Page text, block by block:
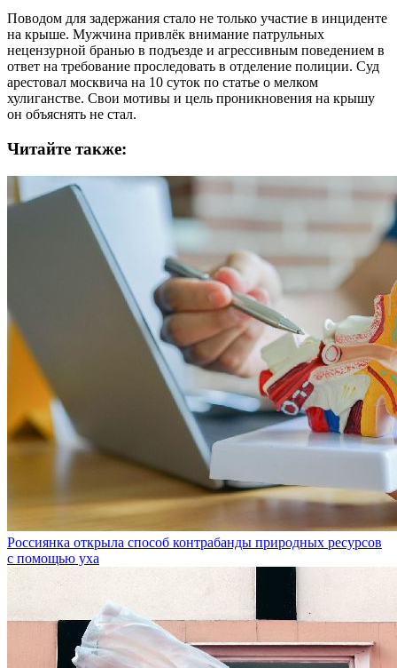
Поводом для задержания стало не только участие в инциденте
на крыше. Мужчина привлёк внимание патрульных
нецензурной бранью в подъезде и агрессивным поведением в
ответ на требование проследовать в отделение полиции. Суд
арестовал москвича на 10 суток по статье о мелком
хулиганстве. Свои мотивы и цель проникновения на крышу
он объяснять не стал.
Читайте также:
Россиянка открыла способ контрабанды природных ресурсов
с помощью уха